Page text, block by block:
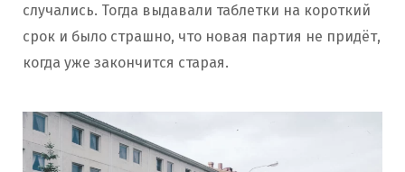
случались. Тогда выдавали таблетки на короткий
срок и было страшно, что новая партия не придёт,
когда уже закончится старая.